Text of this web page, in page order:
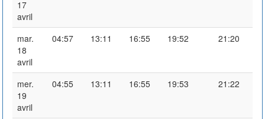
17
avril
mar.
18
avril
04:57 13:11 16:55 19:52 21:20
mer.
19
avril
04:55 13:11 16:55 19:53 21:22